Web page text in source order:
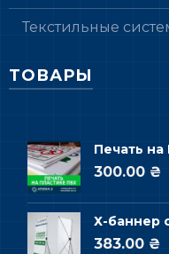
Текстильные
ТОВАРЫ
Печать
300.00 ₴
Х-баннер
383.00 ₴